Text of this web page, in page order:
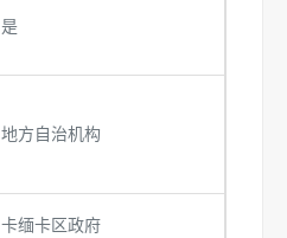
是
地方自治机构
卡缅卡区政府